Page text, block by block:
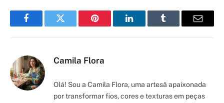
FacebookTwitter Pinterest LinkedInTumblr Email
Camila Flora
Olá! Sou a Camila Flora, uma artesã apaixonada
por transformar fios, cores e texturas em peças